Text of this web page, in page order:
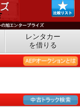
レンタカー
を借りる